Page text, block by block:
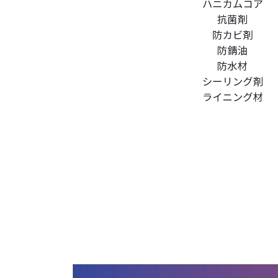
ハニカムコア
抗菌剤
防カビ剤
防錆油
防水材
シーリング剤
ライニング材